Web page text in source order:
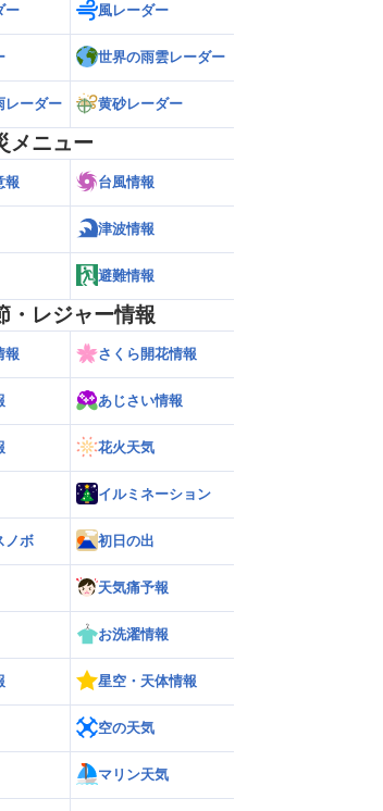
で猛烈な雨風／動き遅く影響長引くおそ
れ（7日13時更新）
ー 風レーダー
世界の雨雲レーダー
レーダー 黄砂レーダー
メニュー
報 台風情報
津波情報
避難情報
・レジャー情報
報 さくら開花情報
あじさい情報
花火天気
イルミネーション
ノボ 初日の出
天気痛予報
お洗濯情報
星空・天体情報
空の天気
マリン天気